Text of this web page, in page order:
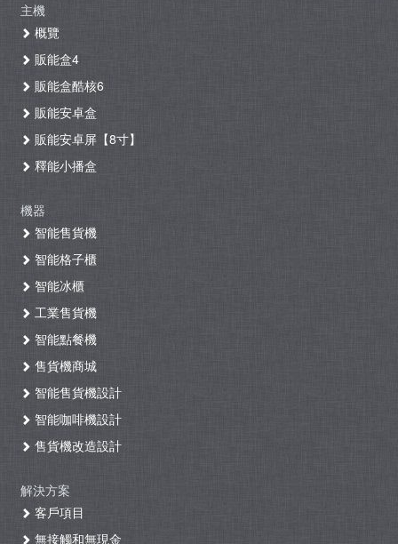
主機
概覽
販能盒4
販能盒酷核6
販能安卓盒
販能安卓屏【8寸】
釋能小播盒
機器
智能售貨機
智能格子櫃
智能冰櫃
工業售貨機
智能點餐機
售貨機商城
智能售貨機設計
智能咖啡機設計
售貨機改造設計
解決方案
客戶項目
無接觸和無現金